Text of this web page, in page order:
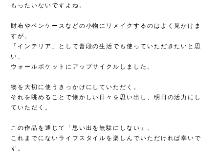
もったいないですよね。
財布やペンケースなどの小物にリメイクするのはよく見かけま
すが、
「インテリア」として普段の生活でも使っていただきたいと思
い、
ウォールポケットにアップサイクルしました。
物を大切に使うきっかけにしていただく。
それを眺めることで懐かしい日々を思い出し、明日の活力にし
ていただく。
この作品を通じて「思い出を無駄にしない」、
これまでにないライフスタイルを楽しんでいただければ幸いで
す。